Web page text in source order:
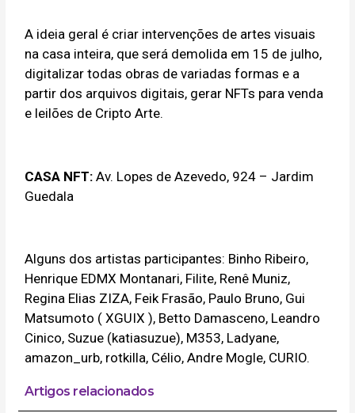
A ideia geral é criar intervenções de artes visuais
na casa inteira, que será demolida em 15 de julho,
digitalizar todas obras de variadas formas e a
partir dos arquivos digitais, gerar NFTs para venda
e leilões de Cripto Arte.
CASA NFT: Av. Lopes de Azevedo, 924 – Jardim
Guedala
Alguns dos artistas participantes: Binho Ribeiro,
Henrique EDMX Montanari, Filite, Renê Muniz,
Regina Elias ZIZA, Feik Frasão, Paulo Bruno, Gui
Matsumoto ( XGUIX ), Betto Damasceno, Leandro
Cinico, Suzue (katiasuzue), M353, Ladyane,
amazon_urb, rotkilla, Célio, Andre Mogle, CURIO.
Artigos relacionados